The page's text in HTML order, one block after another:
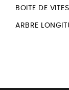
BOITE DE
ARBRE